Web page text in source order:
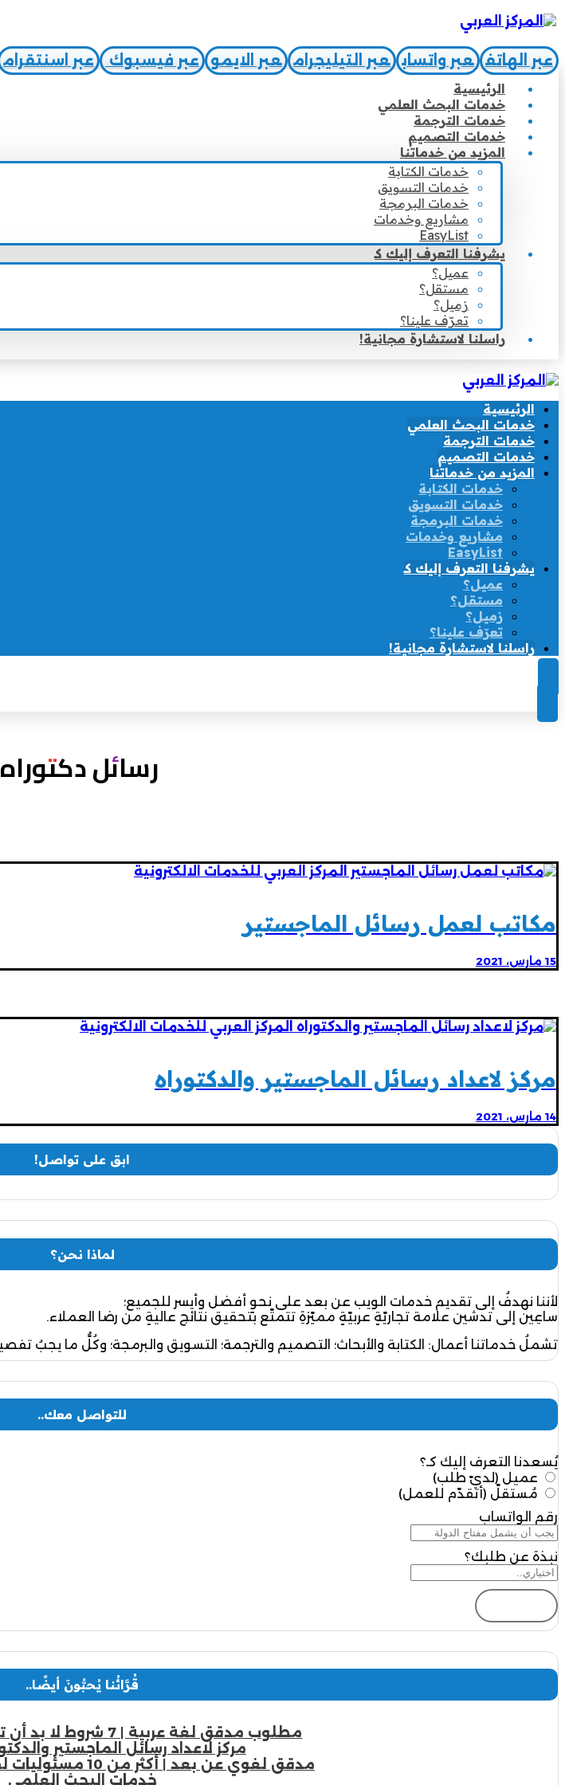
عبر الهاتف عبر واتساب عبر التيليجرام عبر الايمو عبر فيسبوك عبر اسنتقرام
الرئيسية
خدمات البحث العلمي
خدمات الترجمة
خدمات التصميم
المزيد من خدماتنا
خدمات الكتابة
خدمات التسويق
خدمات البرمجة
مشاريع وخدمات
EasyList
يشرفنا التعرف إليك كـ
عميل؟
مستقل؟
زميل؟
تعرّف علينا؟
راسلنا لاستشارة مجانية!
الرئيسية
خدمات البحث العلمي
خدمات الترجمة
خدمات التصميم
المزيد من خدماتنا
خدمات الكتابة
خدمات التسويق
خدمات البرمجة
مشاريع وخدمات
EasyList
يشرفنا التعرف إليك كـ
عميل؟
مستقل؟
زميل؟
تعرّف علينا؟
راسلنا لاستشارة مجانية!
رسائل دكتوراه
مكاتب لعمل رسائل الماجستير
15 مارس، 2021
مركز لاعداد رسائل الماجستير والدكتوراه
14 مارس، 2021
ابق على تواصل!
لماذا نحن؟
لأننا نهدفُ إلى تقديم خدمات الويب عن بعد على نحوٍ أفضل وأيسر للجميع؛
ساعِين إلى تدشين علامة تجاريّةٍ عربيّةٍ مميّزةِ تتمتّع بتحقيق نتائج عاليةٍ من رضا العملاء.
تشملُ خدماتنا أعمال: الكتابة والأبحاث؛ التصميم والترجمة؛ التسويق والبرمجة؛ وكُلُّ ما يجبُ
للتواصل معك..
يُسعدنا التعرف إليك كـ؟
عميل (لديّ طلب)
مُستقلّ (أتقدّم للعمل)
رقم الواتساب
نبذة عن طلبك؟
قُرَّائُنا يُحبُّونَ أيضًا..
مطلوب مدقق لغة عربية | 7 شروط لا بد أن تتوفر لتنفيذ المهمة
مركز لاعداد رسائل الماجستير
مدقق لغوي عن بعد | أكثر من 10 مسئوليات لفريق العمل الاحترافي
خدمات البحث العلمي